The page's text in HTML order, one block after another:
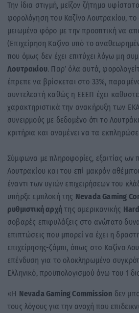
Την ίδια στιγμή, μείζον ζήτημα
φορολόγηση του Καζίνο Λουτρακίου, το
μειωμένο φόρο με την προοπτική να
(Επιχείρηση Καζίνο υπό το
που όμως δεν έχει επιτύχει λόγω μη
Λουτρακίου. Παρ’ όλα αυτά,
έπρεπε να βρίσκεται στο 33%,
συντελεστή καθώς η ΕΕΕΠ έχει
χαρακτηριστικά την ανακήρυξη των
συνειρμούς με δεδομένο ότι το
κριτήρια και αναμένει να τα
Σύμφωνα με πληροφορίες, εξαιτίας ων
Λουτρακίου και του επί μακρόν
έναντι των υγιών επιχειρήσεων του
υπήρξε εμπλοκή της Nevada Gaming
ρυθμιστική αρχή της αμερικανικής
σοβαρές επιφυλάξεις στο ανώτατο
επιπτώσεις που μπορεί να έχει η
επιχείρησης-ζόμπι, όπως στο Καζίνο
επένδυση για το ολοκληρωμένο
Ελληνικό, προϋπολογισμού άνω του 1
«Η Nevada Gaming Commission δεν
τους λόγους για την ανοχή που